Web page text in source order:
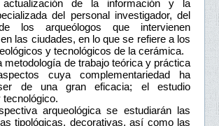
de la información y la
del personal investigador, del
los arqueólogos que intervienen
las ciudades, en lo que se refiere a los
y tecnológicos de la cerámica.
metodología de trabajo teórica y práctica
cuya complementariedad ha
de una gran eficacia; el estudio
tecnológico.
arqueológica se estudiarán las
tipológicas, decorativas, así como las